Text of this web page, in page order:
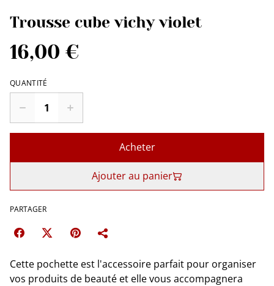
Trousse cube vichy violet
16,00 €
QUANTITÉ
Acheter
Ajouter au panier
PARTAGER
Cette pochette est l'accessoire parfait pour organiser
vos produits de beauté et elle vous accompagnera